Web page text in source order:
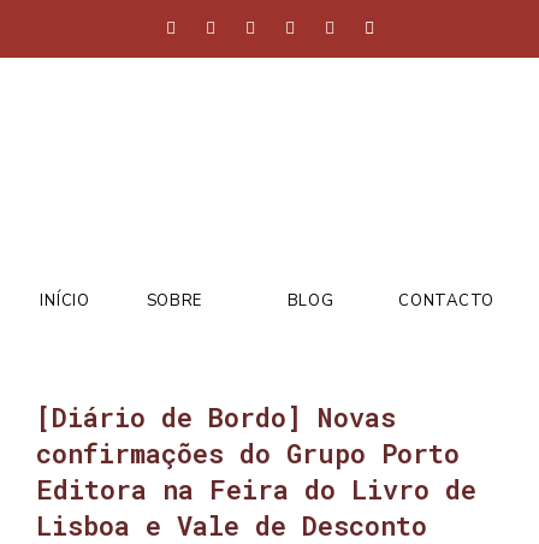
INÍCIO SOBRE BLOG CONTACTO
[Diário de Bordo] Novas
confirmações do Grupo Porto
Editora na Feira do Livro de
Lisboa e Vale de Desconto